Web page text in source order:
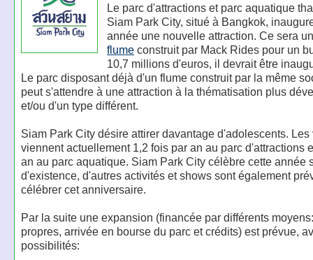
Le parc d'attractions et parc aquatique
Siam Park City, situé à Bangkok,
année une nouvelle attraction. Ce sera un
flumeconstruit par Mack Rides pour un
10,7 millions d'euros, il devrait être
Le parc disposant déjà d'un flume construit par la même
peut s'attendre à une attraction à la thématisation plus
et/ou d'un type différent.
Siam Park City désire attirer davantage d'adolescents. Les
viennent actuellement 1,2 fois par an au parc d'attractions
an au parc aquatique. Siam Park City célèbre cette année
d'existence, d'autres activités et shows sont également
célébrer cet anniversaire.
Par la suite une expansion (financée par différents
propres, arrivée en bourse du parc et crédits) est prévue,
possibilités: